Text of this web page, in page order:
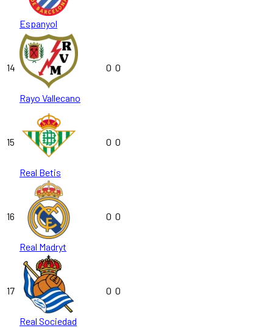
Espanyol
14
Rayo Vallecano
0 0
15
Real Betis
0 0
16
Real Madryt
0 0
17
Real Sociedad
0 0